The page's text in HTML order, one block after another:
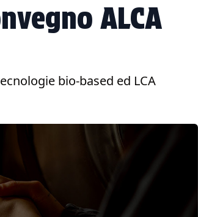
ALCA
bio-based ed LCA